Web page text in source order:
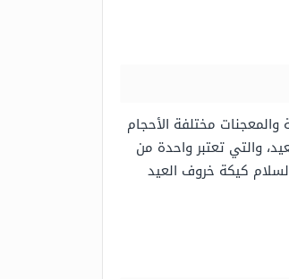
مختلفة الأحجام
والتي تعتبر واحدة من
كيكة خروف العيد